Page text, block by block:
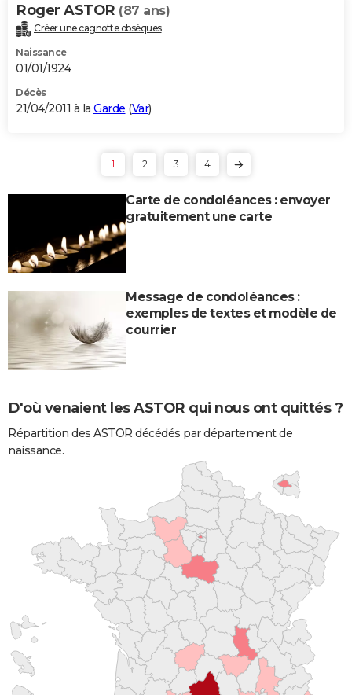
Roger ASTOR (87 ans)
Créer une cagnotte obsèques
Naissance
01/01/1924
Décès
21/04/2011 à la Garde (Var)
1 2 3 4
Carte de condoléances : envoyer
gratuitement une carte
Message de condoléances :
exemples de textes et modèle de
courrier
D'où venaient les ASTOR qui nous ont quittés ?
Répartition des ASTOR décédés par département de
naissance.